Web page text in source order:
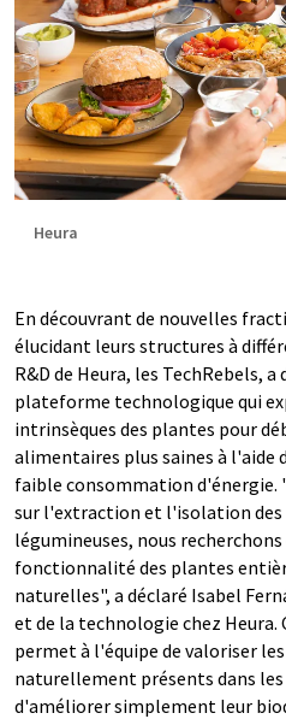
Heura
En découvrant de nouvelles
élucidant leurs structures à
R&D de Heura, les TechRebels,
plateforme technologique qui
intrinsèques des plantes pour
alimentaires plus saines à l'aide
faible consommation d'énergie.
sur l'extraction et l'isolation des
légumineuses, nous
fonctionnalité des plantes
naturelles", a déclaré Isabel
et de la technologie chez Heura.
permet à l'équipe de valoriser
naturellement présents dans
d'améliorer simplement leur